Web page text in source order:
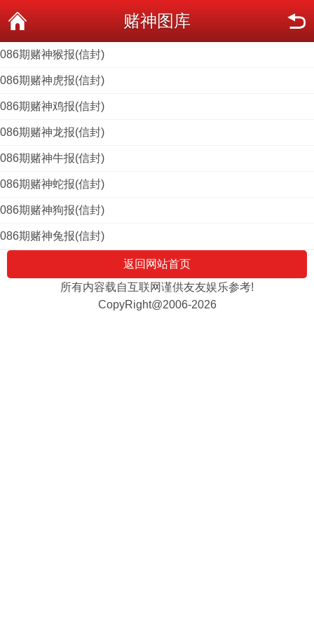
赌神图库
086期赌神猴报(信封)
086期赌神虎报(信封)
086期赌神鸡报(信封)
086期赌神龙报(信封)
086期赌神牛报(信封)
086期赌神蛇报(信封)
086期赌神狗报(信封)
086期赌神兔报(信封)
返回网站首页
所有内容载自互联网谨供友友娱乐参考!
CopyRight@2006-2026